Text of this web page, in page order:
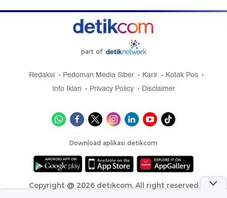
part of
Redaksi Pedoman Media Siber Karir
Kotak Pos
Info Iklan
Privacy Policy Disclaimer
Download aplikasi detikcom
Copyright @ 2026 detikcom, All right reserved